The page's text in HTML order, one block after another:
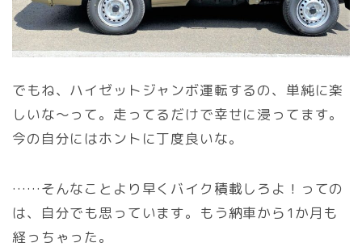
でもね、ハイゼットジャンボ運転するの、単純に楽
しいな～って。走ってるだけで幸せに浸ってます。
今の自分にはホントに丁度良いな。
……そんなことより早くバイク積載しろよ！っての
は、自分でも思っています。もう納車から1か月も
経っちゃった。